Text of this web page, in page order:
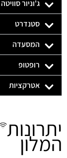
ג'וניור סוויטה
סטנדרט
המסעדה
רופטופ
אטרקציות
יתרונות
המלון